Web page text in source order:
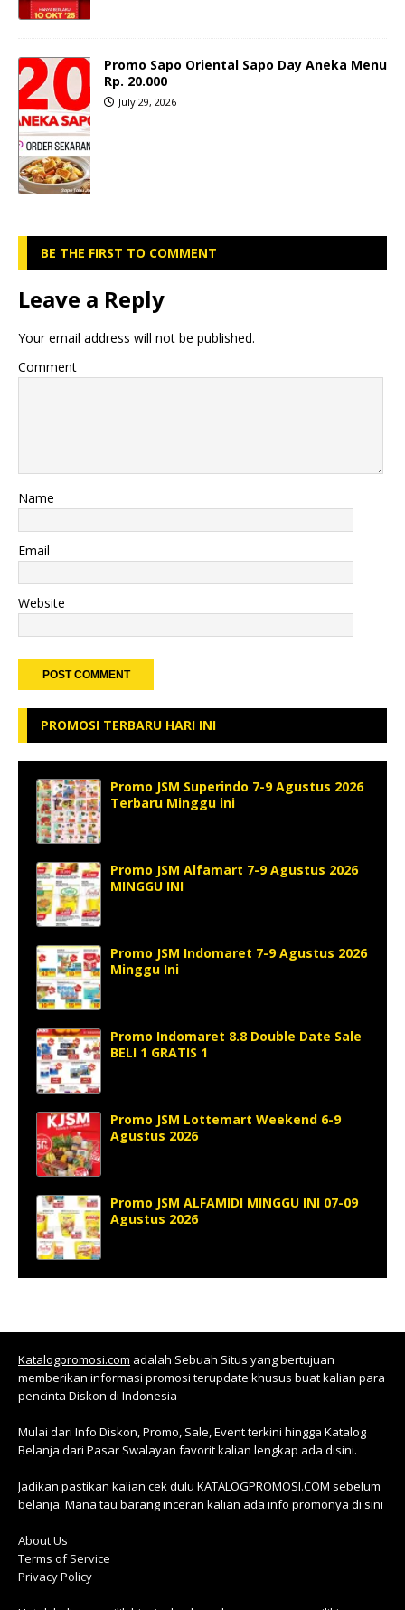
Promo Sapo Oriental Sapo Day Aneka Menu
Rp. 20.000
July 29, 2026
BE THE FIRST TO COMMENT
Leave a Reply
Your email address will not be published.
Comment
Name
Email
Website
PROMOSI TERBARU HARI INI
Promo JSM Superindo 7-9 Agustus 2026
Terbaru Minggu ini
Promo JSM Alfamart 7-9 Agustus 2026
MINGGU INI
Promo JSM Indomaret 7-9 Agustus 2026
Minggu Ini
Promo Indomaret 8.8 Double Date Sale
BELI 1 GRATIS 1
Promo JSM Lottemart Weekend 6-9
Agustus 2026
Promo JSM ALFAMIDI MINGGU INI 07-09
Agustus 2026
Katalogpromosi.com adalah Sebuah Situs yang bertujuan
memberikan informasi promosi terupdate khusus buat kalian para
pencinta Diskon di Indonesia
Mulai dari Info Diskon, Promo, Sale, Event terkini hingga Katalog
Belanja dari Pasar Swalayan favorit kalian lengkap ada disini.
Jadikan pastikan kalian cek dulu KATALOGPROMOSI.COM sebelum
belanja. Mana tau barang inceran kalian ada info promonya di sini
About Us
Terms of Service
Privacy Policy